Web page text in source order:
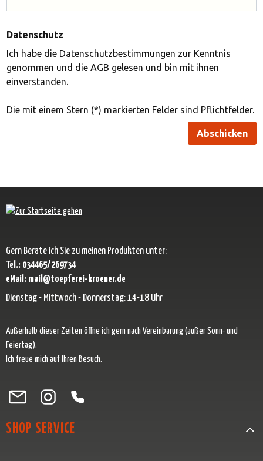
Datenschutz
Ich habe die Datenschutzbestimmungen zur Kenntnis
genommen und die AGB gelesen und bin mit ihnen
einverstanden.
Die mit einem Stern (*) markierten Felder sind Pflichtfelder.
Abschicken
Gern Berate ich Sie zu meinen Produkten unter:
Tel.: 034465/269734
eMail: mail@toepferei-kroener.de
Dienstag - Mittwoch - Donnerstag: 14-18 Uhr
Außerhalb dieser Zeiten öffne ich gern nach Vereinbarung (außer Sonn- und
Feiertag).
Ich freue mich auf Ihren Besuch.
Besuche uns auf Facebook – öffnet in neuem Tab (externer Link)
Schau auf Instagram vorbei – öffnet in neuem Tab (externer Link)
Lass dich auf Pinterest inspirieren – öffnet in neuem Tab
Folge uns auf X – öffnet in neuem Tab (externer Link)
SHOP SERVICE